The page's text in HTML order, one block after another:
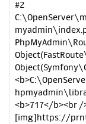
#2
<b>717</b><br /
[img]https://